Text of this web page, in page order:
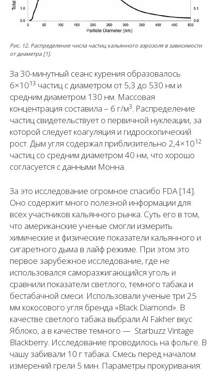
Рис. 12. Распределение числа частиц кальянного аэрозоля в зависимости
от диаметра [1].
За 30-минутный сеанс курения образовалось
6×1013 частиц с диаметром от 5,3 до 530 нм и
средним диаметром 130 нм. Массовая
концентрация составила – 6 г/м3. Распределение
частиц свидетельствует о первичной нуклеации, за
которой следует коагуляция и гидроскопический
рост. Дым угля содержал приблизительно 2,4×1012
частиц со средним диаметром 40 нм, что хорошо
согласуется с данными Монна.
За это исследование огромное спасибо FDA [14].
Оно содержит много полезной информации для
всех участников кальянного рынка. Суть его в том,
что американские ученые смогли измерить
химические и физические показатели кальянного и
сигаретного дыма в лайф режиме. При этом это
первое зарубежное исследование, где не
использовался саморазжигающийся уголь и
сравнили показатели светлого, темного табака и
бестабачной смеси. Использовали ученые три 25
мм кокосового угля бренда «Black Diamond». В
качестве светлого табака выбрали Al Fakher вкус
Яблоко, а в качестве темного — Starbuzz Vintage
Blackberry. Исследование проводилось на фольге. В
чашу забивали 10 г табака. Смесь перед началом
измерений грели 5 мин. Параметры прокуривания: